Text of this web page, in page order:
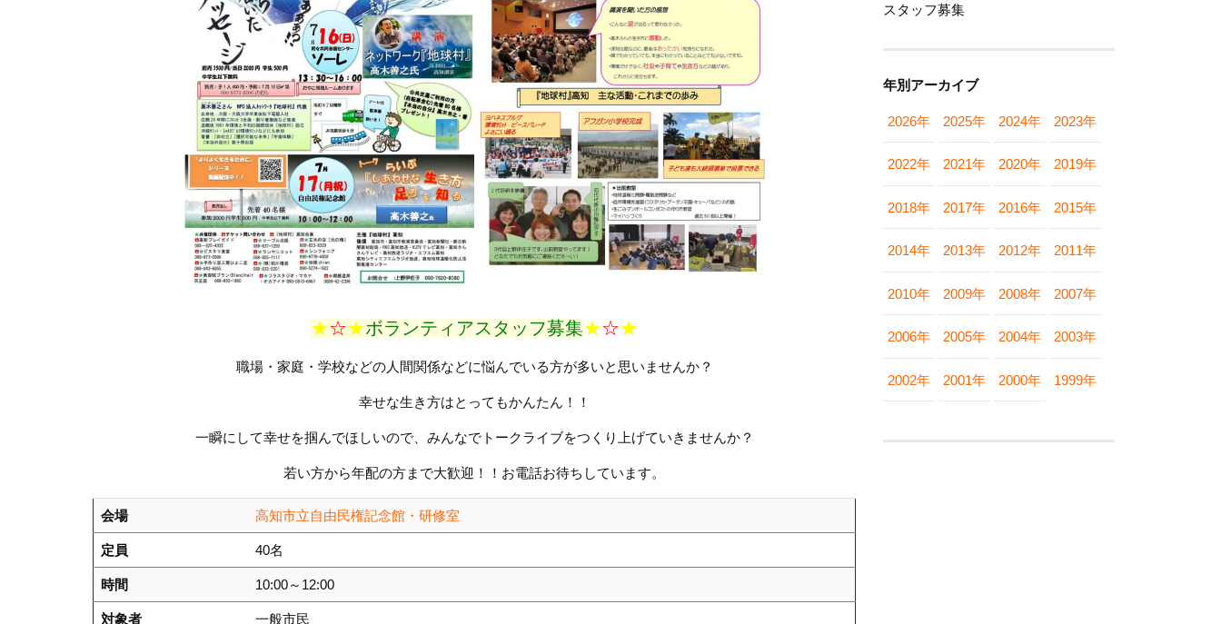
★☆★ボランティアスタッフ募集★☆★
職場・家庭・学校などの人間関係などに悩んでいる方が多いと思いませんか？
幸せな生き方はとってもかんたん！！
一瞬にして幸せを掴んでほしいので、みんなでトークライブをつくり上げていきませんか？
若い方から年配の方まで大歓迎！！お電話お待ちしています。
会場 高知市立自由民権記念館・研修室
定員 40名
時間 10:00～12:00
対象者 一般市民
スタッフ募集
年別アーカイブ
2026年 2025年 2024年 2023年
2022年 2021年 2020年 2019年
2018年 2017年 2016年 2015年
2014年 2013年 2012年 2011年
2010年 2009年 2008年 2007年
2006年 2005年 2004年 2003年
2002年 2001年 2000年 1999年